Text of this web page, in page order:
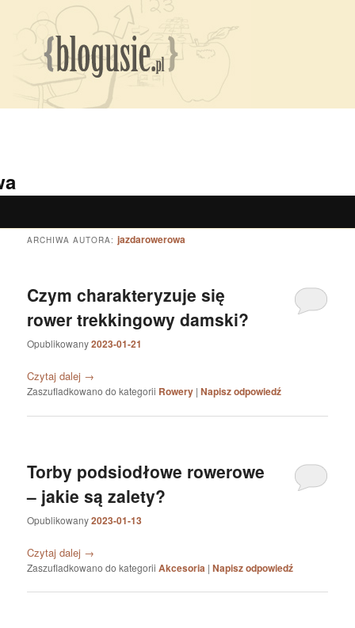
ARCHIWA AUTORA: jazdarowerowa
Czym charakteryzuje się
rower trekkingowy damski?
Opublikowany2023-01-21
Czytaj dalej →
Zaszufladkowano do kategorii Rowery |Napisz odpowiedź
Torby podsiodłowe rowerowe
– jakie są zalety?
Opublikowany2023-01-13
Czytaj dalej →
Zaszufladkowano do kategorii Akcesoria |Napisz odpowiedź